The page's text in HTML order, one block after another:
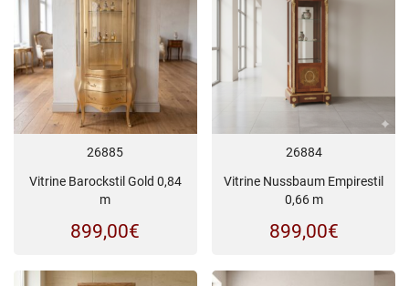
26885
Vitrine Barockstil Gold 0,84
m
899,00€
26884
Vitrine Nussbaum Empirestil
0,66 m
899,00€